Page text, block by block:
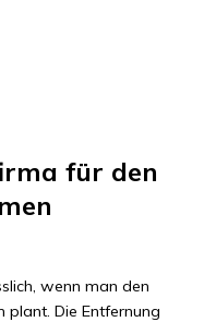
für den
wenn man den
plant. Die Entfernung